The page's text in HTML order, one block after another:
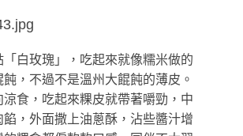
白玫瑰」， 吃起來就像糯米做的
，不過不是溫州大餛飩的薄皮。
食，吃起來粿皮就帶著嚼勁，中
餡，外面撒上油蔥酥，沾些醬汁增